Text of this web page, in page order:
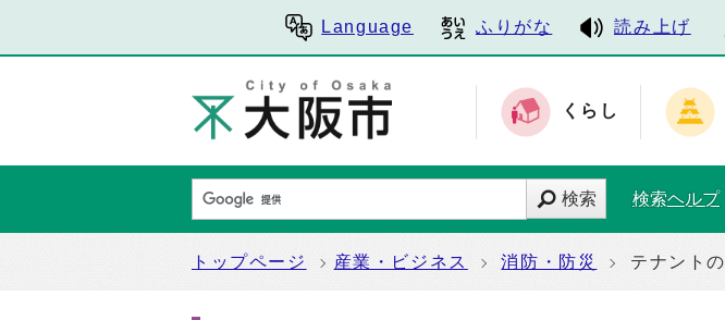
Language ふりがな 読み上げ
くらし
検索 検索ヘルプ
トップページ 産業・ビジネス 消防・防災 テナント